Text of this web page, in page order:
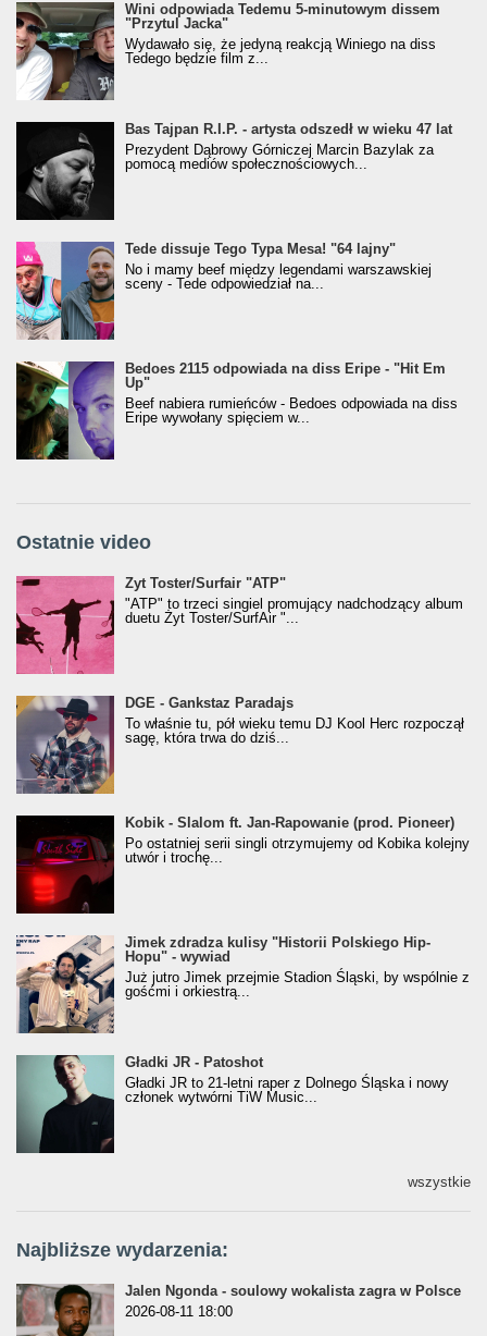
Wini odpowiada Tedemu 5-minutowym dissem
"Przytul Jacka"
Wydawało się, że jedyną reakcją Winiego na diss
Tedego będzie film z...
Bas Tajpan R.I.P. - artysta odszedł w wieku 47 lat
Prezydent Dąbrowy Górniczej Marcin Bazylak za
pomocą mediów społecznościowych...
Tede dissuje Tego Typa Mesa! "64 lajny"
No i mamy beef między legendami warszawskiej
sceny - Tede odpowiedział na...
Bedoes 2115 odpowiada na diss Eripe - "Hit Em
Up"
Beef nabiera rumieńców - Bedoes odpowiada na diss
Eripe wywołany spięciem w...
Ostatnie video
Żyt Toster/SurfAir - ATP VIDEO
Żyt Toster/Surfair "ATP"
"ATP" to trzeci singiel promujący nadchodzący album
duetu Żyt Toster/SurfAir "...
donGURALesko z nagrodą za
Klasyczny/Trueschoolowy Album Roku
(Popkillery 2023)
DGE - Gankstaz Paradajs
To właśnie tu, pół wieku temu DJ Kool Herc rozpoczął
sagę, która trwa do dziś...
Kobik - Slalom ft. Jan-Rapowanie (prod. Pioneer)
[Official Music Visualiser]
Kobik - Slalom ft. Jan-Rapowanie (prod. Pioneer)
Po ostatniej serii singli otrzymujemy od Kobika kolejny
utwór i trochę...
Jimek zdradza kulisy "Historii Polskiego Hip-
Hopu" - wywiad
Jimek zdradza kulisy "Historii Polskiego Hip-
Hopu" - wywiad
Już jutro Jimek przejmie Stadion Śląski, by wspólnie z
gośćmi i orkiestrą...
Gładki JR - Patoshot
Gładki JR - Patoshot
Gładki JR to 21-letni raper z Dolnego Śląska i nowy
członek wytwórni TiW Music...
wszystkie
Najbliższe wydarzenia:
Jalen Ngonda - soulowy wokalista zagra w Polsce
2026-08-11 18:00